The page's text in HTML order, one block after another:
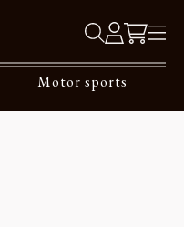
Motor sports